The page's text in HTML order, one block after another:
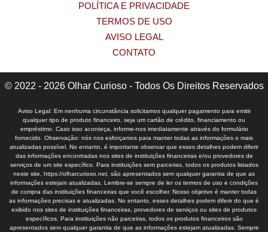
POLÍTICA E PRIVACIDADE
TERMOS DE USO
AVISO LEGAL
CONTATO
© 2022 - 2026 Olhar Curioso - Todos Os Direitos Reservados
Aviso Legal: Em nenhuma circunstância solicitamos qualquer pagamento para emitir
qualquer tipo de produto financeiro, seja um cartão de crédito, financiamento ou
empréstimo. Caso isso aconteça, informe-nos imediatamente através do formulário
fornecido. Observação: nós nos esforçamos para manter todas as informações o mais
atualizadas possível. No entanto, é importante observar que esses detalhes podem diferir
das informações encontradas nos sites de instituições financeiras e/ou provedores de
serviços de um site específico. Para instituições sem parcerias, todos os produtos listados
neste site, https://olharcurioso.net, são apresentados sem qualquer garantia de que as
informações estejam atualizadas. Lembre-se sempre de ler os termos de uso e condições
de compra das instituições financeiras que você escolher. Nosso objetivo é manter todas
as informações precisas e atualizadas. No entanto, esses detalhes podem diferir do que é
exibido nos sites de instituições financeiras, provedores de serviços ou sites de produtos
específicos. Para instituições não parceiras, todos os produtos financeiros são
apresentados sem qualquer garantia de que as informações estejam atualizadas. Sempre